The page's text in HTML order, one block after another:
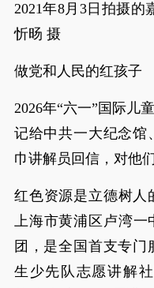
2021年8月3日拍摄的
忻旸 摄
做党和人民的红孩子
2026年“六一”国际儿
记给中共一大纪念馆
巾讲解员回信，对他
红色资源是立德树人
上海市黄浦区卢湾一
团，是全国首支专
生少先队志愿讲解